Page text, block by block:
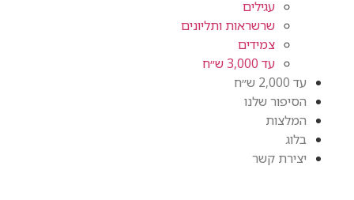
עגילים
שרשראות ותליונים
צמידים
עד 3,000 ש״ח
עד 2,000 ש״ח
הסיפור שלנו
המלצות
בלוג
יצירת קשר